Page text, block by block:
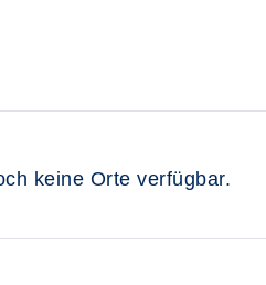
keine Orte verfügbar.